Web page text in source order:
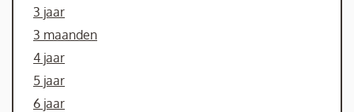
3 jaar
3 maanden
4 jaar
5 jaar
6 jaar